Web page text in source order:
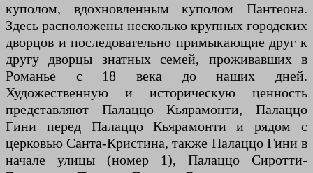
куполом, вдохновленным куполом Пантеона.
Здесь расположены несколько крупных городских
дворцов и последовательно примыкающие друг к
другу дворцы знатных семей, проживавших в
Романье с 18 века до наших дней.
Художественную и историческую ценность
представляют Палаццо Кьярамонти, Палаццо
Гини перед Палаццо Кьярамонти и рядом с
церковью Санта-Кристина, также Палаццо Гини в
начале улицы (номер 1), Палаццо Сиротти-